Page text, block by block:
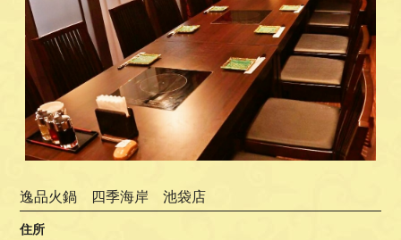
逸品火鍋 四季海岸 池袋店
住所